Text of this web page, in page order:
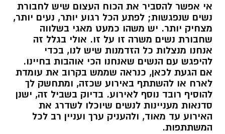
אי אפשר להסביר את הכוח העצום שיש לחבורת
נשים שנפגשות; לפתע הכל רגוע יותר, נעים יותר,
מצחיק יותר. יש משהו כמעט מאגי בשלווה
שחבורת נשים משרה זו על זו. אולי בגלל זה
אנחנו מנצלות כל הזדמנות שיש לנו, בכדי
להיפגש עם הנשים שאנחנו הכי אוהבות בחיינו.
אם הגעת לכאן, כנראה שממש בקרוב את עומדת
לארח או להשתתף באירוע שכזה, ומתחשק לך
להוסיף רובד נוסף לאירוע. בדיוק בשביל זה, ישנן
סדנאות מעניינות לנשים שיוכלו לשדרג את
האירוע עד מאוד, ולהעניק ערך ועניין רב לכל
המשתתפות.